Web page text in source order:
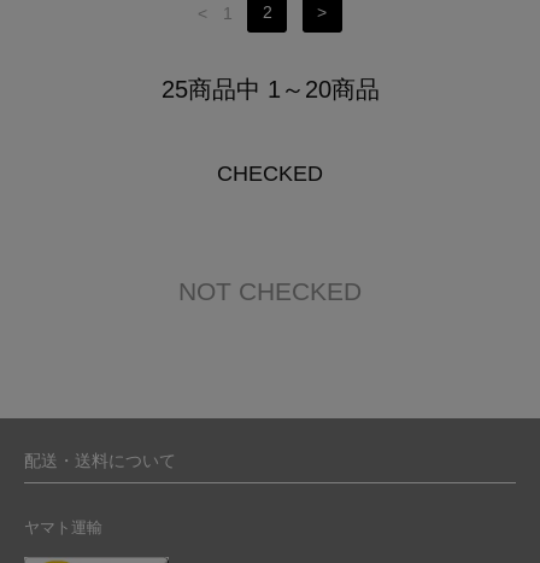
< 1 2 >
25商品中 1～20商品
CHECKED
NOT CHECKED
配送・送料について
ヤマト運輸